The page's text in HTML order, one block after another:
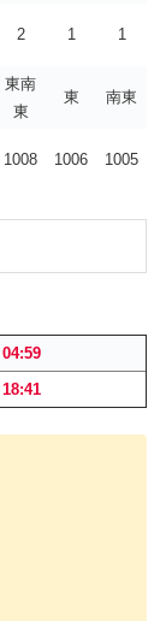
2 1 1
東南
東
東 南東
1008 1006 1005
04:59
18:41